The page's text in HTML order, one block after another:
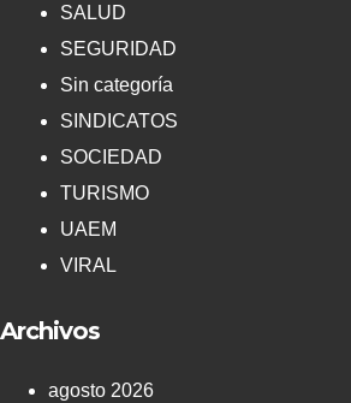
SALUD
SEGURIDAD
Sin categoría
SINDICATOS
SOCIEDAD
TURISMO
UAEM
VIRAL
Archivos
agosto 2026